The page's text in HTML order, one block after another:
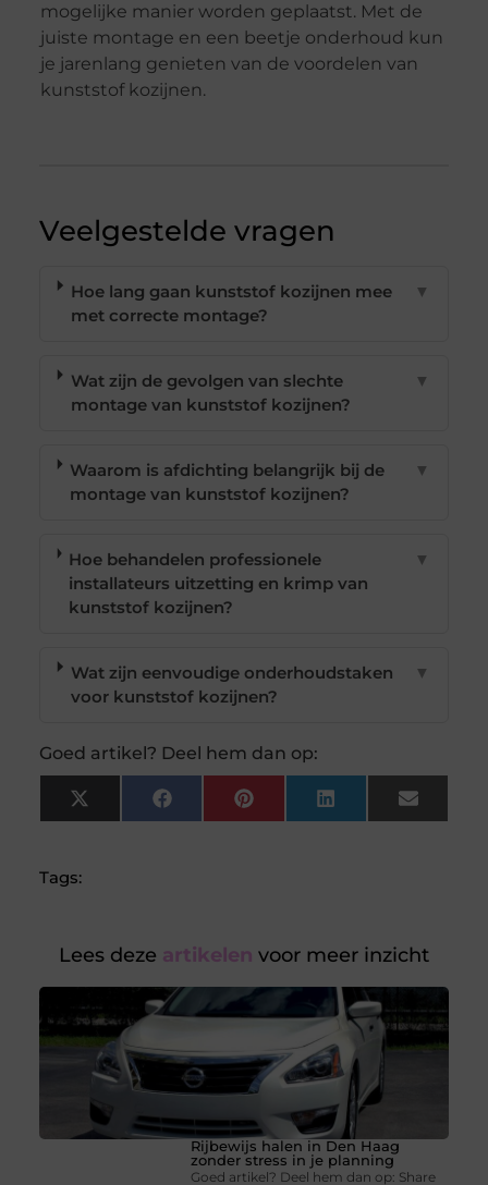
mogelijke manier worden geplaatst. Met de
juiste montage en een beetje onderhoud kun
je jarenlang genieten van de voordelen van
kunststof kozijnen.
Veelgestelde vragen
Hoe lang gaan kunststof kozijnen mee
met correcte montage?
▼
Wat zijn de gevolgen van slechte
montage van kunststof kozijnen?
▼
Waarom is afdichting belangrijk bij de
montage van kunststof kozijnen?
▼
Hoe behandelen professionele
installateurs uitzetting en krimp van
kunststof kozijnen?
▼
Wat zijn eenvoudige onderhoudstaken
voor kunststof kozijnen?
▼
Goed artikel? Deel hem dan op:
X
(Twitter)
FacebookPinterest LinkedIn Email
Tags:
Lees deze artikelen voor meer inzicht
Rijbewijs halen in Den Haag
zonder stress in je planning
Goed artikel? Deel hem dan op: Share